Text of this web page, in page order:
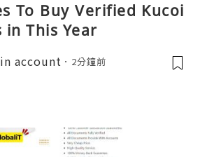
To Buy Verified Kucoi
in This Year
account 2分鐘前